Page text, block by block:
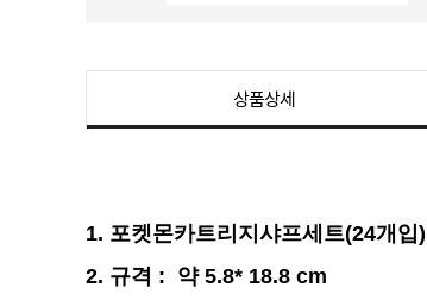
상품상세
1. 포켓몬카트리지샤프세트(24개입)
2. 규격 : 약 5.8* 18.8 cm